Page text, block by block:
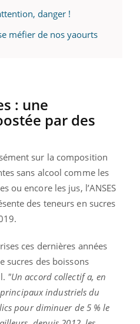
danger !
méfier de nos yaourts
: une
par des
sur la composition
sans alcool comme les
ou encore les jus, l’ANSES
des teneurs en sucres
ces dernières années
sucres des boissons
"Un accord collectif a, en
industriels du
pour diminuer de 5 % le